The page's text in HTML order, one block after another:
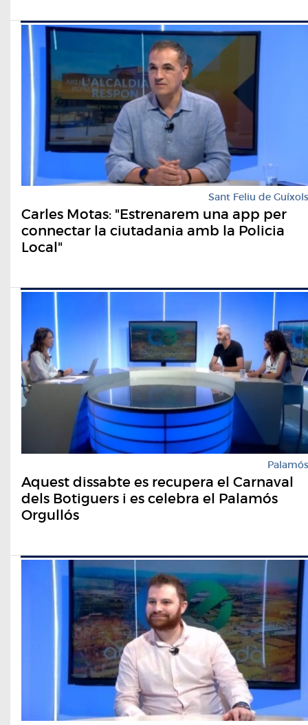
Sant Feliu de Guíxols
Carles Motas: "Estrenarem una app per
connectar la ciutadania amb la Policia
Local"
Palamós
Aquest dissabte es recupera el Carnaval
dels Botiguers i es celebra el Palamós
Orgullós